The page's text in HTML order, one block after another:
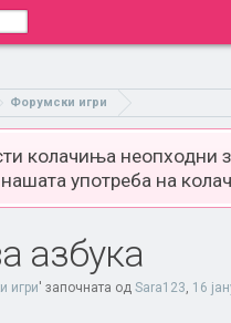
Форумски игри
колачиња
употреба на
азбука
игри' започната од Sara123, 16